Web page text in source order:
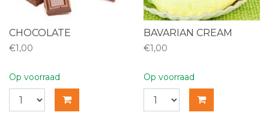
CHOCOLATE
€1,00
Op voorraad
BAVARIAN CREAM
€1,00
Op voorraad